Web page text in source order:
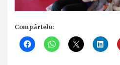
Compártelo: